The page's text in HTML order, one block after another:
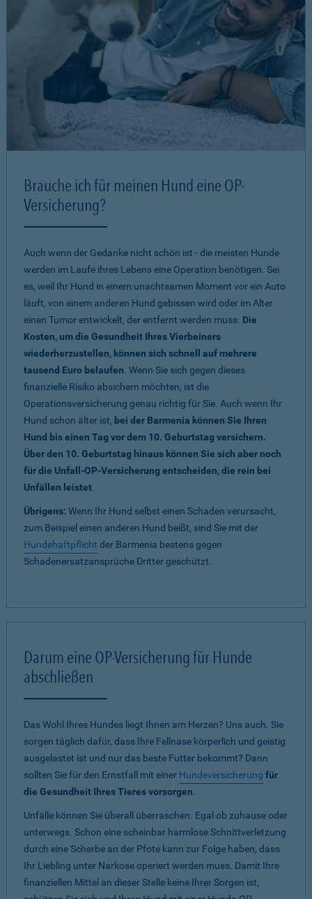
Brauche ich für meinen Hund eine OP-
Versicherung?
Auch wenn der Gedanke nicht schön ist - die meisten Hunde
werden im Laufe ihres Lebens eine Operation benötigen. Sei
es, weil Ihr Hund in einem unachtsamen Moment vor ein Auto
läuft, von einem anderen Hund gebissen wird oder im Alter
einen Tumor entwickelt, der entfernt werden muss. Die
Kosten, um die Gesundheit Ihres Vierbeiners
wiederherzustellen, können sich schnell auf mehrere
tausend Euro belaufen. Wenn Sie sich gegen dieses
finanzielle Risiko absichern möchten, ist die
Operationsversicherung genau richtig für Sie. Auch wenn Ihr
Hund schon älter ist, bei der Barmenia können Sie Ihren
Hund bis einen Tag vor dem 10. Geburtstag versichern.
Über den 10. Geburtstag hinaus können Sie sich aber noch
für die Unfall-OP-Versicherung entscheiden, die rein bei
Unfällen leistet.
Übrigens: Wenn Ihr Hund selbst einen Schaden verursacht,
zum Beispiel einen anderen Hund beißt, sind Sie mit der
Hundehaftpflicht der Barmenia bestens gegen
Schadenersatzansprüche Dritter geschützt.
Darum eine OP-Versicherung für Hunde
abschließen
Das Wohl Ihres Hundes liegt Ihnen am Herzen? Uns auch. Sie
sorgen täglich dafür, dass Ihre Fellnase körperlich und geistig
ausgelastet ist und nur das beste Futter bekommt? Dann
sollten Sie für den Ernstfall mit einer Hundeversicherung für
die Gesundheit Ihres Tieres vorsorgen.
Unfälle können Sie überall überraschen. Egal ob zuhause oder
unterwegs. Schon eine scheinbar harmlose Schnittverletzung
durch eine Scherbe an der Pfote kann zur Folge haben, dass
Ihr Liebling unter Narkose operiert werden muss. Damit Ihre
finanziellen Mittel an dieser Stelle keine Ihrer Sorgen ist,